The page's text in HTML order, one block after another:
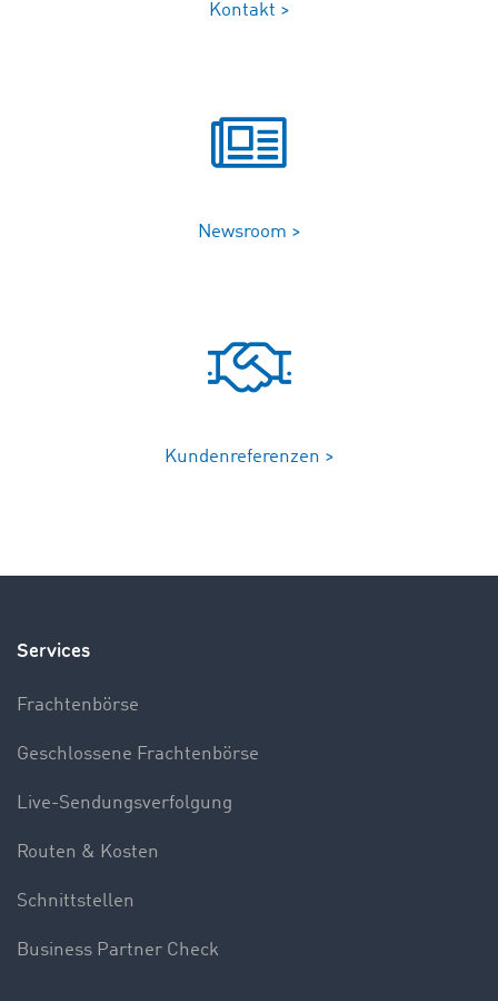
Kontakt >
Newsroom >
Kundenreferenzen >
Services
Frachtenbörse
Geschlossene Frachtenbörse
Live-Sendungsverfolgung
Routen & Kosten
Schnittstellen
Business Partner Check